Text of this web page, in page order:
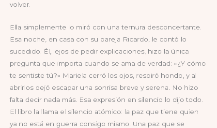
volver.
Ella simplemente lo miró con una ternura desconcertante.
Esa noche, en casa con su pareja Ricardo, le contó lo
sucedido. Él, lejos de pedir explicaciones, hizo la única
pregunta que importa cuando se ama de verdad: «¿Y cómo
te sentiste tú?» Mariela cerró los ojos, respiró hondo, y al
abrirlos dejó escapar una sonrisa breve y serena. No hizo
falta decir nada más. Esa expresión en silencio lo dijo todo.
El libro la llama el silencio atómico: la paz que tiene quien
ya no está en guerra consigo mismo. Una paz que se